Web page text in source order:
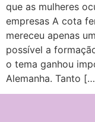
que as mulheres
empresas A cota
mereceu apenas
possível a
o tema ganhou
Alemanha. Tanto